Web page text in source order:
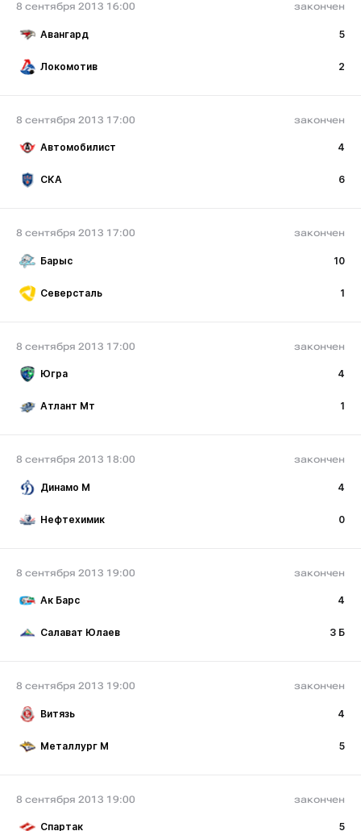
8 сентября 2013 16:00 закончен
Авангард 5
Локомотив 2
8 сентября 2013 17:00 закончен
Автомобилист 4
СКА 6
8 сентября 2013 17:00 закончен
Барыс 10
Северсталь 1
8 сентября 2013 17:00 закончен
Югра 4
Атлант Мт 1
8 сентября 2013 18:00 закончен
Динамо М 4
Нефтехимик 0
8 сентября 2013 19:00 закончен
Ак Барс 4
Салават Юлаев 3 Б
8 сентября 2013 19:00 закончен
Витязь 4
Металлург М 5
8 сентября 2013 19:00 закончен
Спартак 5